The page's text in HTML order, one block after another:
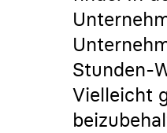
Stunden-
Vielleicht